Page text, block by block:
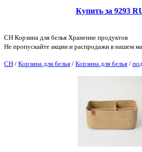
Купить за 9293
CH Корзина для белья Хранение продуктов
Не пропускайте акции и распродажи в нашем
CH / Корзина для белья / Корзина для белья /